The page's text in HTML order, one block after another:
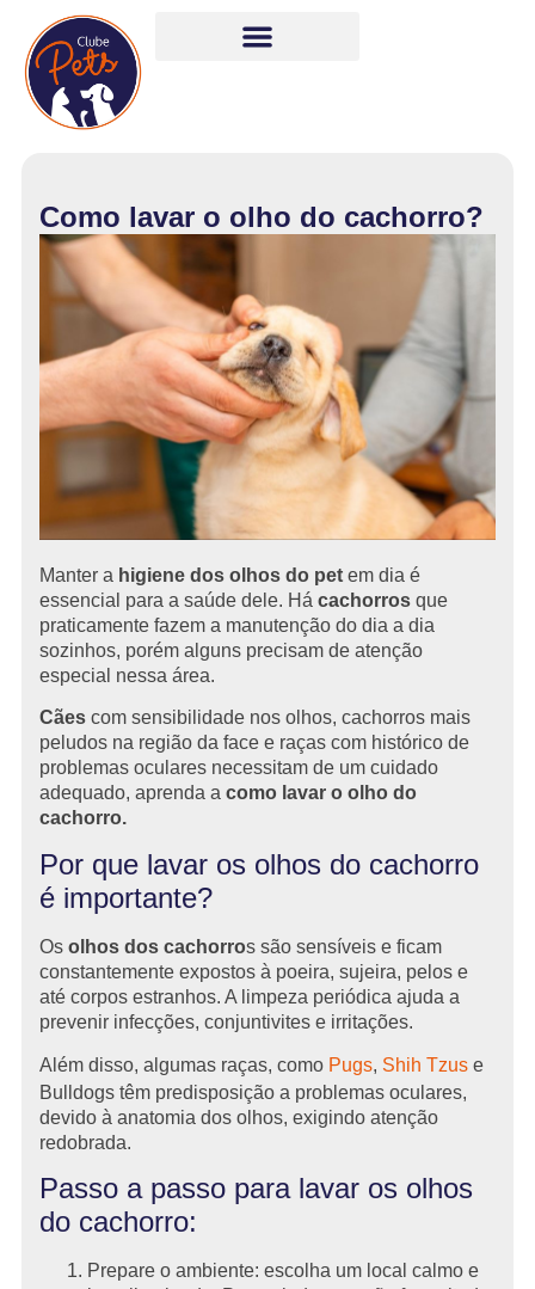
Como lavar o olho do cachorro?
Manter a higiene dos olhos do pet em dia é
essencial para a saúde dele. Há cachorrosque
praticamente fazem a manutenção do dia a dia
sozinhos, porém alguns precisam de atenção
especial nessa área.
Cãescom sensibilidade nos olhos, cachorros mais
peludos na região da face e raças com histórico de
problemas oculares necessitam de um cuidado
adequado, aprenda a como lavar o olho do
cachorro.
Por que lavar os olhos do cachorro
é importante?
Os olhos dos cachorros são sensíveis e ficam
constantemente expostos à poeira, sujeira, pelos e
até corpos estranhos. A limpeza periódica ajuda a
prevenir infecções, conjuntivites e irritações.
Além disso, algumas raças, como Pugs, Shih Tzuse
Bulldogs têm predisposição a problemas oculares,
devido à anatomia dos olhos, exigindo atenção
redobrada.
Passo a passo para lavar os olhos
do cachorro:
Prepare o ambiente: escolha um local calmo e